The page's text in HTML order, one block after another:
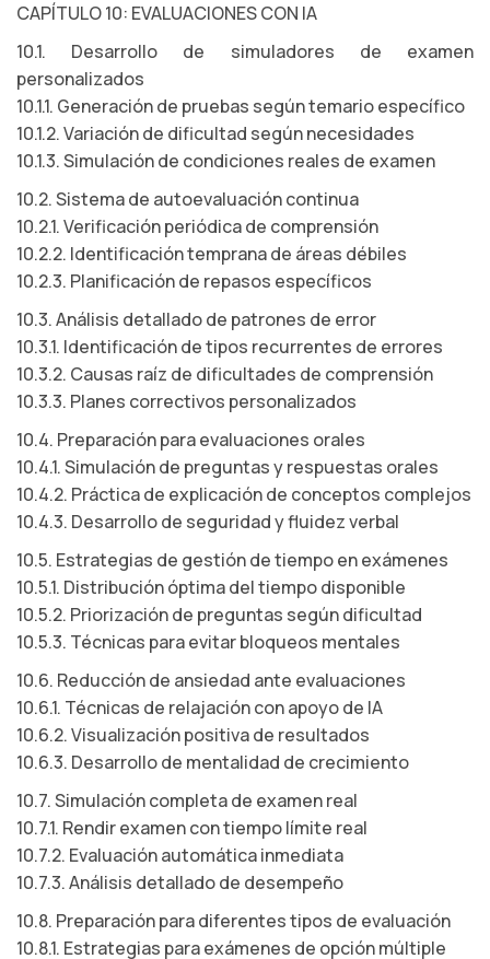
CAPÍTULO 10: EVALUACIONES CON IA
10.1. Desarrollo de simuladores de examen
personalizados
10.1.1. Generación de pruebas según temario específico
10.1.2. Variación de dificultad según necesidades
10.1.3. Simulación de condiciones reales de examen
10.2. Sistema de autoevaluación continua
10.2.1. Verificación periódica de comprensión
10.2.2. Identificación temprana de áreas débiles
10.2.3. Planificación de repasos específicos
10.3. Análisis detallado de patrones de error
10.3.1. Identificación de tipos recurrentes de errores
10.3.2. Causas raíz de dificultades de comprensión
10.3.3. Planes correctivos personalizados
10.4. Preparación para evaluaciones orales
10.4.1. Simulación de preguntas y respuestas orales
10.4.2. Práctica de explicación de conceptos complejos
10.4.3. Desarrollo de seguridad y fluidez verbal
10.5. Estrategias de gestión de tiempo en exámenes
10.5.1. Distribución óptima del tiempo disponible
10.5.2. Priorización de preguntas según dificultad
10.5.3. Técnicas para evitar bloqueos mentales
10.6. Reducción de ansiedad ante evaluaciones
10.6.1. Técnicas de relajación con apoyo de IA
10.6.2. Visualización positiva de resultados
10.6.3. Desarrollo de mentalidad de crecimiento
10.7. Simulación completa de examen real
10.7.1. Rendir examen con tiempo límite real
10.7.2. Evaluación automática inmediata
10.7.3. Análisis detallado de desempeño
10.8. Preparación para diferentes tipos de evaluación
10.8.1. Estrategias para exámenes de opción múltiple